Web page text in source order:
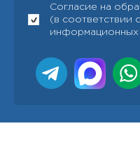
Согласие на
(в соответствии
информационных